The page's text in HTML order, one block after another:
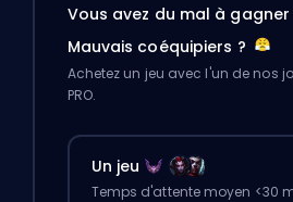
Vous avez du mal à gagner
Mauvais coéquipiers ?
Achetez un jeu avec l'un de nos
PRO.
Un jeu
Temps d'attente moyen <30